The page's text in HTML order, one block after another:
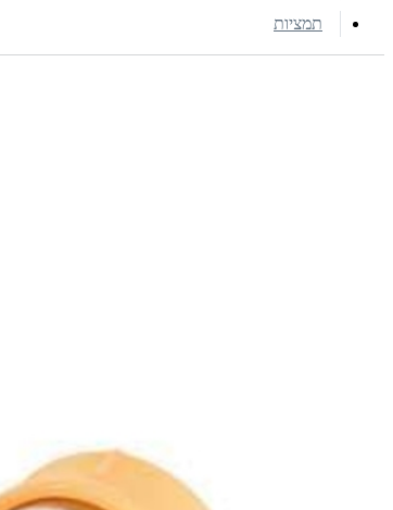
תמציות